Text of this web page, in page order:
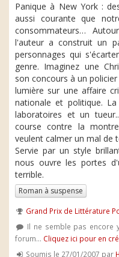
Panique à New York :
aussi courante que
consommateurs…
l'auteur a construit un
personnages qui
genre. Imaginez une
son concours à un
lumière sur une affaire
nationale et politique.
laboratoires et un
course contre la
veulent calmer un mal de
Servie par un style
nous ouvre les portes
terrible.
Roman à suspense
Grand Prix de Littérature
Il ne semble pas encore
forum... Cliquez ici pour en
Soumis le 27/01/2007 par